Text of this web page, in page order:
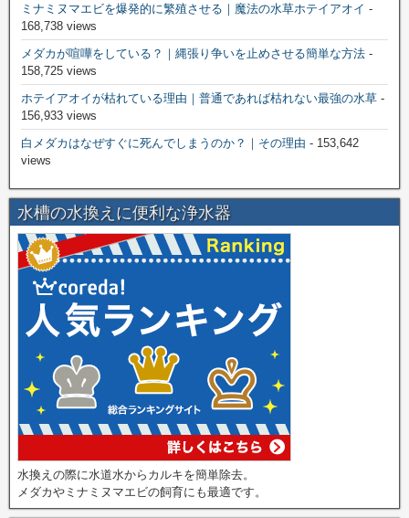
ミナミヌマエビを爆発的に繁殖させる｜魔法の水草ホテイアオイ -
168,738 views
メダカが喧嘩をしている？｜縄張り争いを止めさせる簡単な方法 -
158,725 views
ホテイアオイが枯れている理由｜普通であれば枯れない最強の水草 -
156,933 views
白メダカはなぜすぐに死んでしまうのか？｜その理由 - 153,642
views
水槽の水換えに便利な浄水器
水換えの際に水道水からカルキを簡単除去。
メダカやミナミヌマエビの飼育にも最適です。